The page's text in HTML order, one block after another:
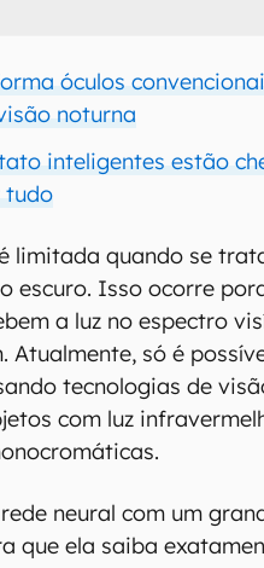
óculos
noturna
inteligentes estão
tudo
limitada quando se
escuro. Isso ocorre
a luz no espectro
Atualmente, só é
tecnologias de
com luz
neural com um
que ela saiba